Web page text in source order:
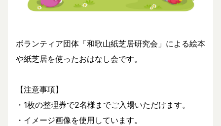
ボランティア団体「和歌山紙芝居研究会」による絵本
や紙芝居を使ったおはなし会です。
【注意事項】
・1枚の整理券で2名様までご入場いただけます。
・イメージ画像を使用しています。